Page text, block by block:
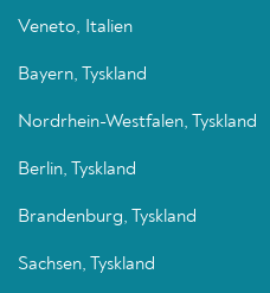
Veneto, Italien
Bayern, Tyskland
Nordrhein-Westfalen, Tyskland
Berlin, Tyskland
Brandenburg, Tyskland
Sachsen, Tyskland